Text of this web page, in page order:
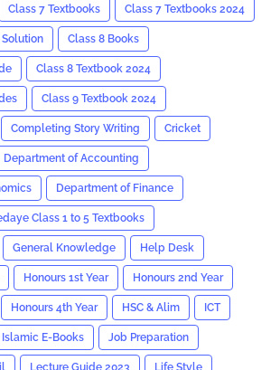
Class 7 Textbooks Class 7 Textbooks 2024
Class 8 Books
Class 8 Textbook 2024
Class 9 Textbook 2024
Completing Story Writing Cricket
Department of Accounting
Department of Finance
Class 1 to 5 Textbooks
General Knowledge Help Desk
Honours 1st Year Honours 2nd Year
Honours 4th Year HSC & Alim ICT
Islamic E-Books Job Preparation
Lecture Guide 2023 Life Style